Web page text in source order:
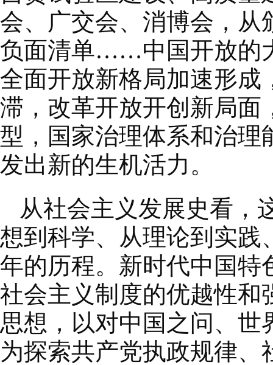
会、广交会、消博会，从
负面清单……中国开放的
全面开放新格局加速形成
滞，改革开放开创新局面
型，国家治理体系和治理
发出新的生机活力。
从社会主义发展史看，
想到科学、从理论到实践
年的历程。新时代中国特
社会主义制度的优越性和
思想，以对中国之问、世
为探索共产党执政规律